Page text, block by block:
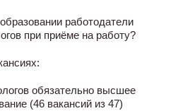
работодатели
при приёме на работу?
обязательно высшее
(46 вакансий из 47)